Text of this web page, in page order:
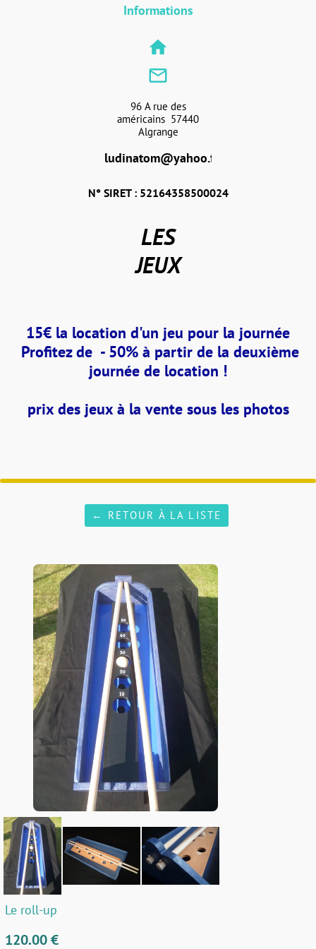
Informations
home
mail_outline
96 A rue des
américains 57440
Algrange
ludinatom@yahoo.fr
N° SIRET : 52164358500024
LES
JEUX
15€ la location d'un jeu pour la journée
Profitez de - 50% à partir de la deuxième
journée de location !
prix des jeux à la vente sous les photos
← RETOUR À LA LISTE
Le roll-up
120.00 €